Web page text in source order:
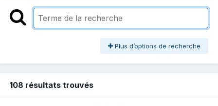
Plus d’options de recherche
108 résultats trouvés